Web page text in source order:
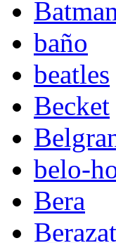
baño
beatles
Becket
belo-
Bera